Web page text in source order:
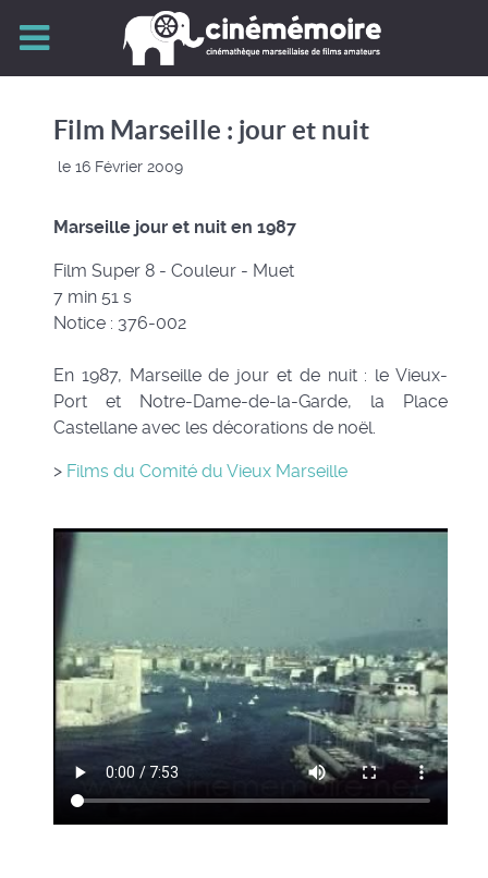
Film Marseille : jour et nuit
le 16 Février 2009
Marseille jour et nuit en 1987
Film Super 8 - Couleur - Muet
7 min 51 s
Notice : 376-002
En 1987, Marseille de jour et de nuit : le Vieux-
Port et Notre-Dame-de-la-Garde, la Place
Castellane avec les décorations de noël.
> Films du Comité du Vieux Marseille